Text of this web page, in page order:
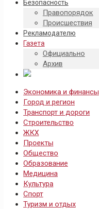
Безопасность
Правопорядок
Происшествия
Рекламодателю
Газета
Официально
Архив
Экономика и финансы
Город и регион
Транспорт и дороги
Строительство
ЖКХ
Проекты
Общество
Образование
Медицина
Культура
Спорт
Туризм и отдых